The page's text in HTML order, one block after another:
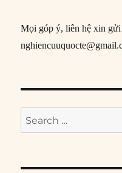
Mọi góp ý, liên hệ xin
Search
for: